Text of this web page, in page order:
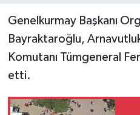
Genelkurmay Başkanı
Bayraktaroğlu,
Komutanı Tümgeneral
etti.